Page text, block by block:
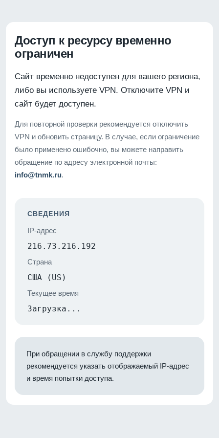
Доступ к ресурсу временно
ограничен
Сайт временно недоступен для вашего региона,
либо вы используете VPN. Отключите VPN и
сайт будет доступен.
Для повторной проверки рекомендуется отключить
VPN и обновить страницу. В случае, если ограничение
было применено ошибочно, вы можете направить
обращение по адресу электронной почты:
info@tnmk.ru.
СВЕДЕНИЯ
IP-адрес
216.73.216.192
Страна
США (US)
Текущее время
Загрузка...
При обращении в службу поддержки
рекомендуется указать отображаемый IP-адрес
и время попытки доступа.